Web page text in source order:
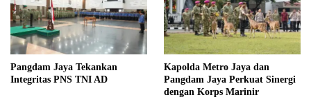
Pangdam Jaya Tekankan
Integritas PNS TNI AD
Kapolda Metro Jaya dan
Pangdam Jaya Perkuat Sinergi
dengan Korps Marinir